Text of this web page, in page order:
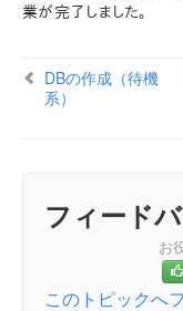
Microsoft
Azure 特有の
HA クラスタ
Oracle固有
ミラーボ
Oracleの
業が完了しました。
DBの作成（待機
系）
フィード
お
このトピックへ